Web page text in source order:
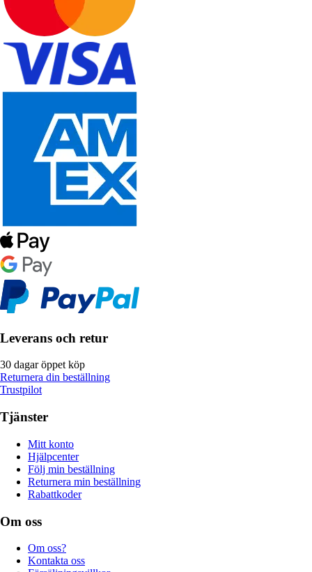
Leverans och retur
30 dagar öppet köp
Returnera din beställning
Trustpilot
Tjänster
Mitt konto
Hjälpcenter
Följ min beställning
Returnera min beställning
Rabattkoder
Om oss
Om oss?
Kontakta oss